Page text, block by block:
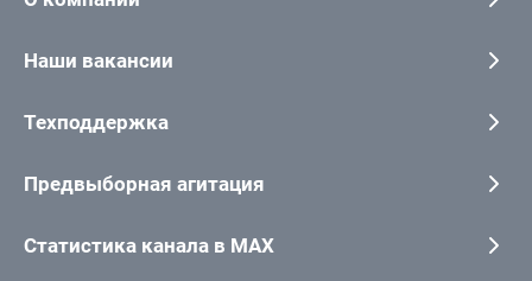
Наши вакансии
Техподдержка
Предвыборная агитация
Статистика канала в MAX